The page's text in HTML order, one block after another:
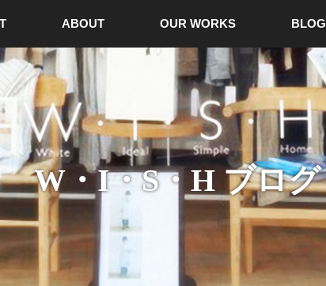
ABOUT OUR WORKS BLOG
W・I・S・H ブログ